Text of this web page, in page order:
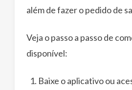
além de fazer o pedido de
Veja o passo a passo de
disponível:
Baixe o aplicativo ou